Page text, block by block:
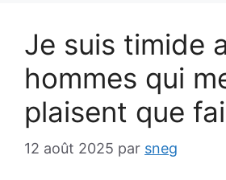
Je suis timide
hommes qui
plaisent que
12 août 2025 par sneg